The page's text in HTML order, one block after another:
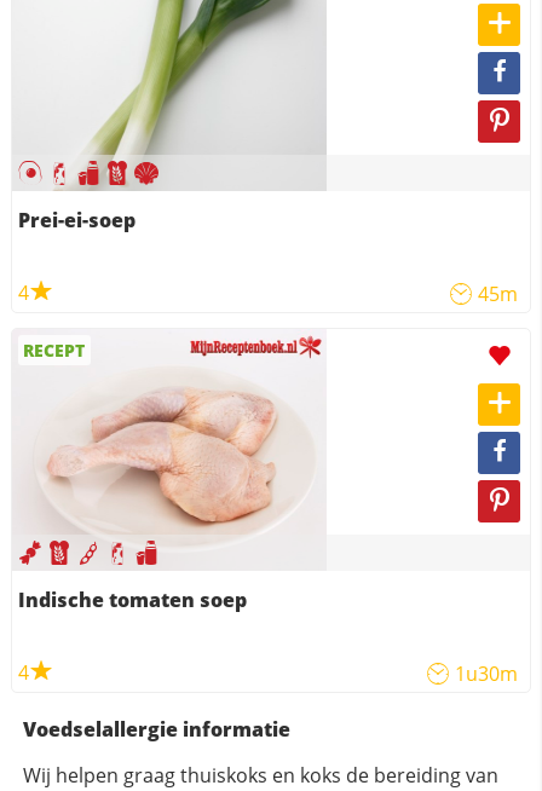
Prei-ei-soep
4 45m
RECEPT
Indische tomaten soep
4 1u30m
Voedselallergie informatie
Wij helpen graag thuiskoks en koks de bereiding van